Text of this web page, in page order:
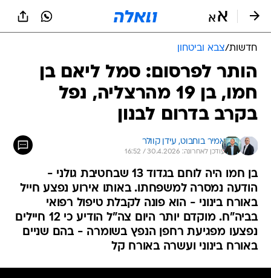
חדשות/צבא וביטחון
הותר לפרסום: סמל ליאם בן
חמו, בן 19 מהרצליה, נפל
בקרב בדרום לבנון
אמיר בוחבוט, עידן קוולר
עודכן לאחרונה: 30.4.2026 / 16:52
בן חמו היה לוחם בגדוד 13 שבחטיבת גולני -
הודעה נמסרה למשפחתו. באותו אירוע נפצע חייל
באורח בינוני - הוא פונה לקבלת טיפול רפואי
בביה"ח. מוקדם יותר היום צה"ל הודיע כי 12 חיילים
נפצעו מפגיעת רחפן הנפץ בשומרה - בהם שניים
באורח בינוני ועשרה באורח קל